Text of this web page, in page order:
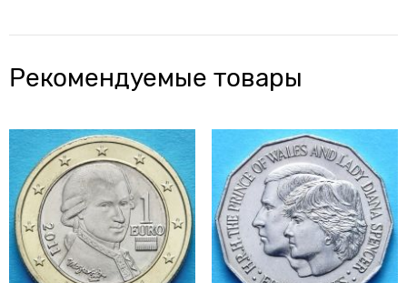
Рекомендуемые товары